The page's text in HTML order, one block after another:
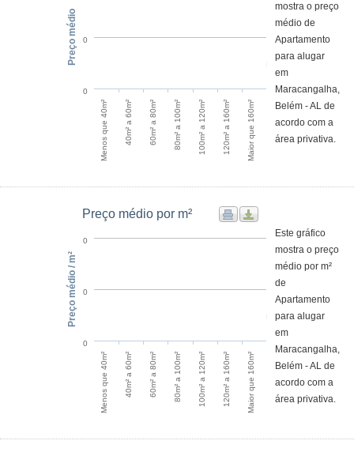
Menos que 40m² 40m² a 60m² 60m² a 80m² 80m² a 100m² 100m² a 120m² 120m² a 160m² Maior que 160m²
0
0
Preço médio
mostra o preço
médio de
Apartamento
para alugar
em
Maracangalha,
Belém - AL de
acordo com a
área privativa.
Preço médio por m²
Menos que 40m² 40m² a 60m² 60m² a 80m² 80m² a 100m² 100m² a 120m² 120m² a 160m² Maior que 160m²
0
0
0
Preço médio / m²
Este gráfico
mostra o preço
médio por m²
de
Apartamento
para alugar
em
Maracangalha,
Belém - AL de
acordo com a
área privativa.